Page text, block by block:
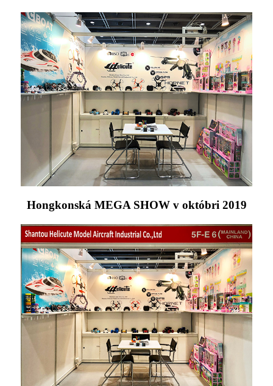
Hongkonská MEGA SHOW v októbri 2019